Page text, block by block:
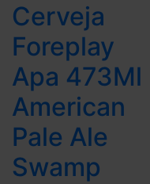
Cerveja
Foreplay
Apa 473Ml
American
Pale Ale
Swamp